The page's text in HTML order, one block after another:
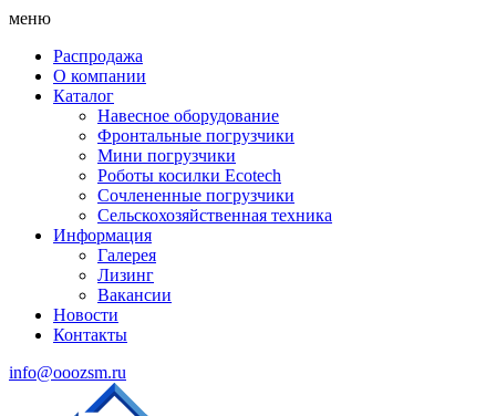
меню
Распродажа
О компании
Каталог
Навесное оборудование
Фронтальные погрузчики
Мини погрузчики
Роботы косилки Ecotech
Сочлененные погрузчики
Сельскохозяйственная техника
Информация
Галерея
Лизинг
Вакансии
Новости
Контакты
info@ooozsm.ru